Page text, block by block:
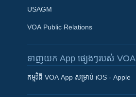
Khmer English
USAGM
VOA Public Relations
ទាញយក​ App ផ្សេងៗ​របស់​ VOA
កម្មវិធី​ VOA App សម្រាប់ iOS - Apple